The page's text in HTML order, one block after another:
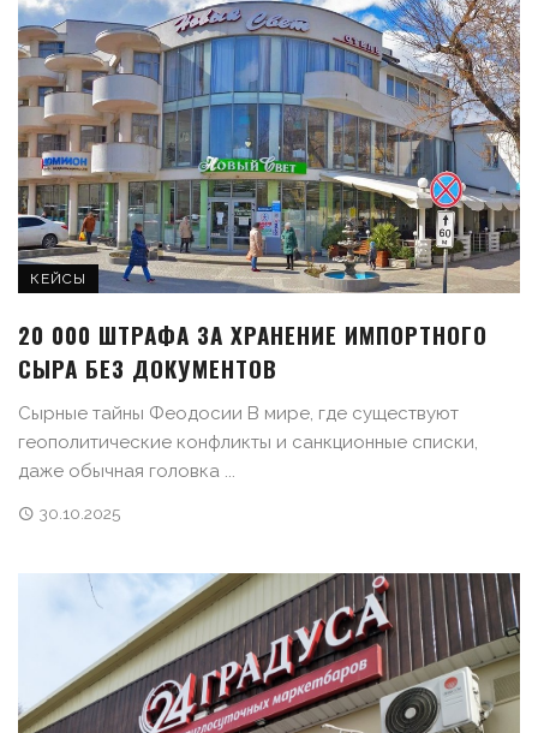
КЕЙСЫ
20 000 ШТРАФА ЗА ХРАНЕНИЕ ИМПОРТНОГО
СЫРА БЕЗ ДОКУМЕНТОВ
Сырные тайны Феодосии В мире, где существуют
геополитические конфликты и санкционные списки,
даже обычная головка ...
30.10.2025